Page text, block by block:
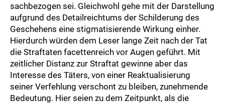
sachbezogen sei. Gleichwohl gehe mit der Darstellung
aufgrund des Detailreichtums der Schilderung des
Geschehens eine stigmatisierende Wirkung einher.
Hierdurch würden dem Leser lange Zeit nach der Tat
die Straftaten facettenreich vor Augen geführt. Mit
zeitlicher Distanz zur Straftat gewinne aber das
Interesse des Täters, von einer Reaktualisierung
seiner Verfehlung verschont zu bleiben, zunehmende
Bedeutung. Hier seien zu dem Zeitpunkt, als die